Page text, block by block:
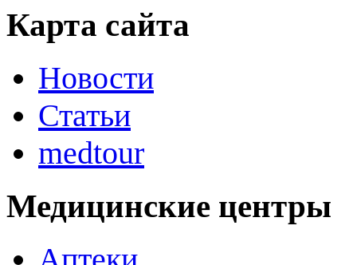
Карта сайта
Новости
Статьи
medtour
Медицинские центры